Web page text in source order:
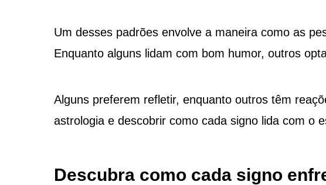
Um desses padrões envolve a maneira como as
Enquanto alguns lidam com bom humor, outros
Alguns preferem refletir, enquanto outros têm
astrologia e descobrir como cada signo lida com o
Descubra como cada signo